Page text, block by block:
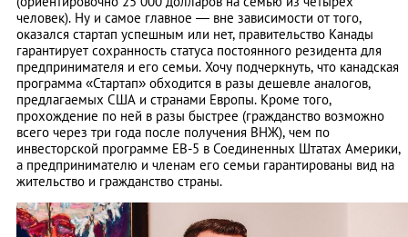
человек). Ну и самое главное — вне зависимости от того,
оказался стартап успешным или нет, правительство Канады
гарантирует сохранность статуса постоянного резидента для
предпринимателя и его семьи. Хочу подчеркнуть, что канадская
программа «Стартап» обходится в разы дешевле аналогов,
предлагаемых США и странами Европы. Кроме того,
прохождение по ней в разы быстрее (гражданство возможно
всего через три года после получения ВНЖ), чем по
инвесторской программе ЕВ-5 в Соединенных Штатах Америки,
а предпринимателю и членам его семьи гарантированы вид на
жительство и гражданство страны.